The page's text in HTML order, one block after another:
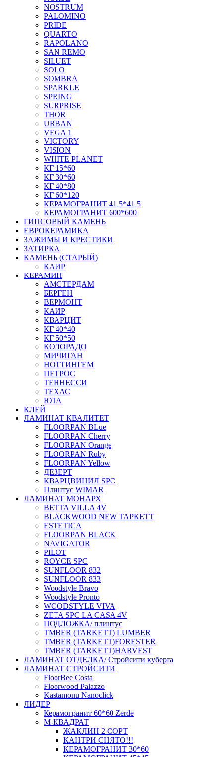
NOSTRUM
PALOMINO
PRIDE
QUARTO
RAPOLANO
SAN REMO
SILUET
SOLO
SOMBRA
SPARKLE
SPRING
SURPRISE
THOR
URBAN
VEGA 1
VICTORY
VISION
WHITE PLANET
КГ 15*60
КГ 30*60
КГ 40*80
КГ 60*120
КЕРАМОГРАНИТ 41,5*41,5
КЕРАМОГРАНИТ 600*600
ГИПСОВЫЙ КАМЕНЬ
ЕВРОКЕРАМИКА
ЗАЖИМЫ И КРЕСТИКИ
ЗАТИРКА
КАМЕНЬ (СТАРЫЙ)
КАИР
КЕРАМИН
АМСТЕРДАМ
БЕРГЕН
ВЕРМОНТ
КАИР
КВАРЦИТ
КГ 40*40
КГ 50*50
КОЛОРАДО
МИЧИГАН
НОТТИНГЕМ
ПЕТРОС
ТЕННЕССИ
ТЕХАС
ЮТА
КЛЕЙ
ЛАМИНАТ КВАЛИТЕТ
FLOORPAN BLue
FLOORPAN Cherry
FLOORPAN Orange
FLOORPAN Ruby
FLOORPAN Yellow
ДЕЗЕРТ
КВАРЦВИНИЛ SPC
Плинтус WIMAR
ЛАМИНАТ МОНАРХ
BETTA VILLA 4V
BLACKWOOD NEW ТАРКЕТТ
ESTETICA
FLOORPAN BLACK
NAVIGATOR
PILOT
ROYCE SPC
SUNFLOOR 832
SUNFLOOR 833
Woodstyle Bravo
Woodstyle Pronto
WOODSTYLE VIVA
ZETA SPC LA CASA 4V
ПОДЛОЖКА/ плинтус
ТMBER (TARKETT) LUMBER
ТMBER (TARKETT)FORESTER
ТMBER (TARKETT)HARVEST
ЛАМИНАТ ОТДЕЛКА/ Стройсити куберта
ЛАМИНАТ СТРОЙСИТИ
FloorBee Costa
Floorwood Palazzo
Kastamonu Nanoclick
ЛИДЕР
Керамогранит 60*60 Zerde
М-КВАДРАТ
ЖАКЛИН 2 СОРТ
КАНТРИ СНЯТО!!!
КЕРАМОГРАНИТ 30*60